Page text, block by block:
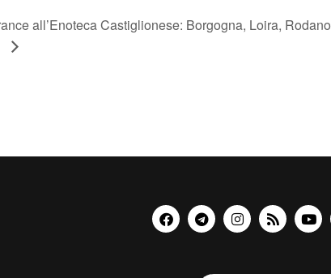
all’Enoteca Castiglionese: Borgogna, Loira, Rodano